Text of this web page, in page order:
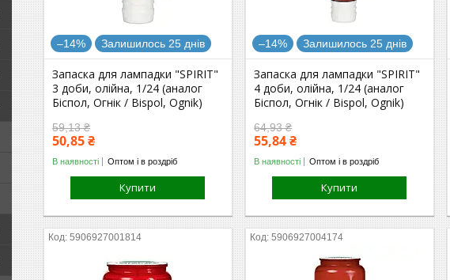
–14% Залишилось 25 днів
Запаска для лампадки "SPIRIT"
3 доби, олійна, 1/24 (аналог
Біспол, Огнік / Bispol, Ognik)
59,13 ₴
50,85 ₴
В наявності Оптом і в роздріб
Купити
–14% Залишилось 25 днів
Запаска для лампадки "SPIRIT"
4 доби, олійна, 1/24 (аналог
Біспол, Огнік / Bispol, Ognik)
64,93 ₴
55,84 ₴
В наявності Оптом і в роздріб
Купити
5906927001814 5906927004174